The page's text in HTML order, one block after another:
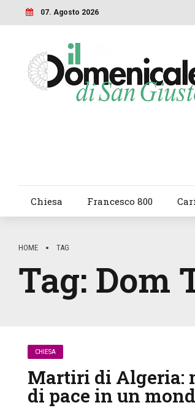
07. Agosto 2026
Chiesa Francesco 800
HOME TAG
Tag: Dom
CHIESA
Martiri di Algeria:
di pace in un